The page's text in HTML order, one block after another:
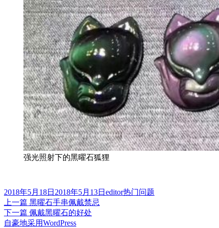
强光照射下的黑曜石狐狸
发
布
于
2018年5月18日 2018年5月13日 作
editor分
热门问题
文
章
上一篇 上
篇
文
黑曜石手串佩戴禁忌
下一篇 下
篇
佩戴黑曜石的好处
自豪地采用WordPress